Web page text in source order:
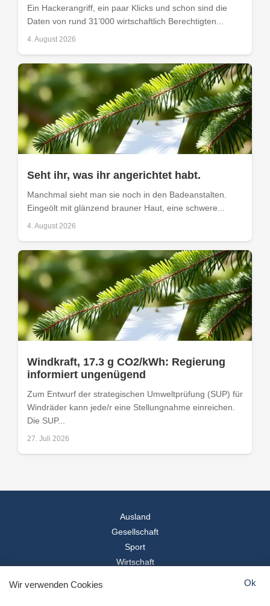
Ein Hackerangriff, ein paar Klicks und schon sind die
Daten von rund 31’000 wirtschaftlich Berechtigten...
4. August 2026
Seht ihr, was ihr angerichtet habt.
Manchmal sieht man sie noch in den Badeanstalten.
Eingeölt mit glänzend brauner Haut, eine schwere...
4. August 2026
Windkraft, 17.3 g CO2/kWh: Regierung
informiert ungenügend
Zum Entwurf der strategischen Umweltprüfung (SUP) für
Windräder kann jede/r eine Stellungnahme einreichen.
Die SUP...
27. Juli 2026
Ausland
Gesellschaft
Sport
Wirtschaft
© 2026Landesspiegel
Wir verwenden Cookies Ok